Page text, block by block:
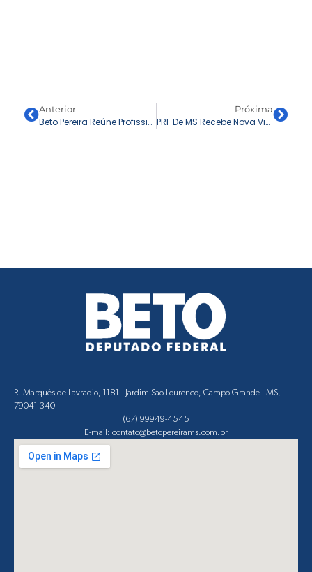
Anterior
Beto Pereira Reúne Profissionais Da Pesca E Turismo E Alerta Sobre Mudanças Nas Leis De Proteção À Pesca: ‘Querem Pegar O Peixe Grande Na Rede’
Próxima
PRF De MS Recebe Nova Viatura Para A Delegacia De Campo Grande Durante Visita Do Deputado Beto Pereira
R. Marquês de Lavradio, 1181 - Jardim Sao Lourenco, Campo Grande - MS,
79041-340
(67) 99949-4545
E-mail: contato@betopereirams.com.br